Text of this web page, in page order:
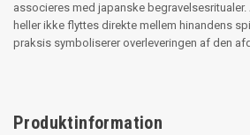
associeres med japanske
heller ikke flyttes direkte mellem hinandens
praksis symboliserer overleveringen af den
Produktinformation